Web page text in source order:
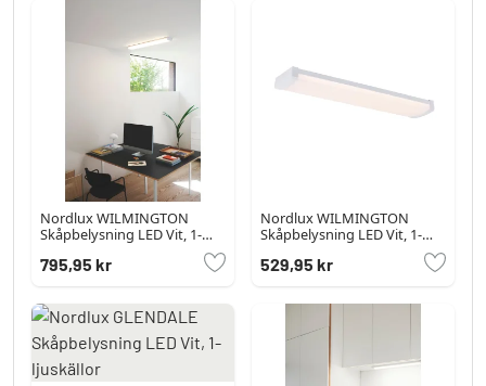
Nordlux WILMINGTON
Skåpbelysning LED Vit, 1-
795,95 kr
Nordlux WILMINGTON
Skåpbelysning LED Vit, 1-
529,95 kr